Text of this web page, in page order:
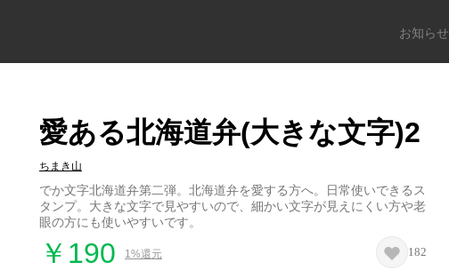
お知らせ
愛ある北海道弁(大きな文字)2
ちまき山
でか文字北海道弁第二弾。北海道弁を愛する方へ。日常使いできるス
タンプ。大きな文字で見やすいので、細かい文字が見えにくい方や老
眼の方にも使いやすいです。
￥190 1%還元 182